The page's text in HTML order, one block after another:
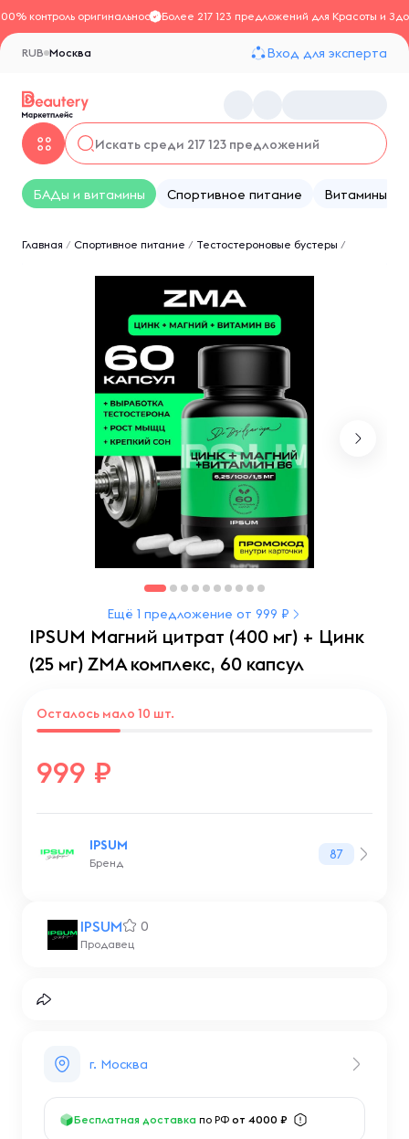
контроль оригинальностиБолее 217 123 предложений для Красоты и
Москва
RUB Вход для эксперта
БАДы и витамины Спортивное питание Витамины
Главная / Спортивное питание / Тестостероновые бустеры /
Ещё 1 предложение от 999 ₽
IPSUM Магний цитрат (400 мг) + Цинк
(25 мг) ZMA комплекс, 60 капсул
IPSUM 0
Продавец
999
Осталось мало 10 шт.
IPSUM
Бренд
87
г. Москва
Бесплатная доставка по РФ от 4000 ₽